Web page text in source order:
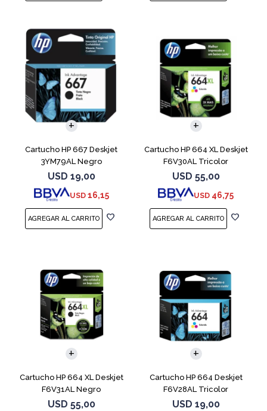
Cartucho HP 667 Deskjet
3YM79AL Negro
USD 19,00
USD 16,15
Cartucho HP 664 XL Deskjet
F6V30AL Tricolor
USD 55,00
USD 46,75
Cartucho HP 664 XL Deskjet
F6V31AL Negro
USD 55,00
Cartucho HP 664 Deskjet
F6V28AL Tricolor
USD 19,00